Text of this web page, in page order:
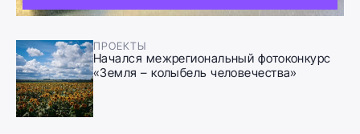
ПРОЕКТЫ
Начался межрегиональный фотоконкурс
«Земля – колыбель человечества»